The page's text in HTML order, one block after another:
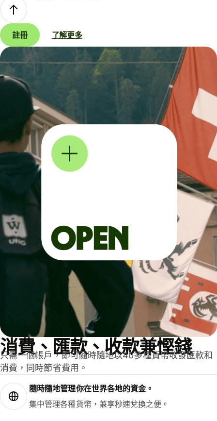
註冊 了解更多
消費、匯款、收款兼慳錢
只需一個帳戶，即可隨時隨地以40多種貨幣收發匯款和
消費，同時節省費用。
隨時隨地管理你在世界各地的資金。
集中管理各種貨幣，兼享秒速兌換之便。